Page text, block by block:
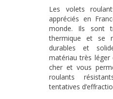
Les volets
appréciés en
monde. Ils sont
thermique et se
durables et
matériau très
cher et vous
roulants
tentatives